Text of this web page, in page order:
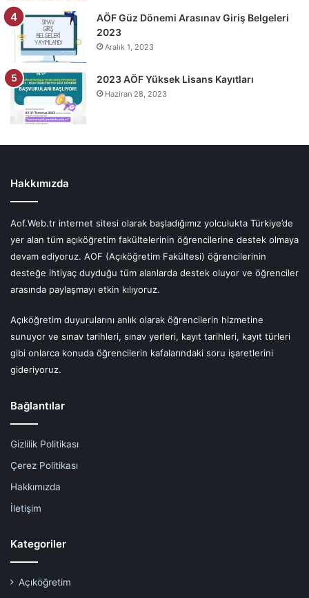
AÖF Güz Dönemi Arasınav Giriş Belgeleri
2023
Aralık 1, 2023
2023 AÖF Yüksek Lisans Kayıtları
Haziran 28, 2023
Hakkımızda
Aof.Web.tr internet sitesi olarak başladığımız yolculukta Türkiye’de
yer alan tüm açıköğretim fakültelerinin öğrencilerine destek olmaya
devam ediyoruz. AOF (Açıköğretim Fakültesi) öğrencilerinin
desteğe ihtiyaç duyduğu tüm alanlarda destek oluyor ve öğrenciler
arasında paylaşmayı etkin kılıyoruz.
Açıköğretim duyurularını anlık olarak öğrencilerin hizmetine
sunuyor ve sınav tarihleri, sınav yerleri, kayıt tarihleri, kayıt türleri
gibi onlarca konuda öğrencilerin kafalarındaki soru işaretlerini
gideriyoruz.
Bağlantılar
Gizlilik Politikası
Çerez Politikası
Hakkımızda
İletişim
Kategoriler
Açıköğretim